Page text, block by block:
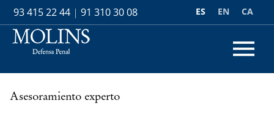
93 415 22 44 | 91 310 30 08 CA
EN
ES
Asesoramiento experto